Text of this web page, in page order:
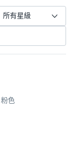
所有星級
色